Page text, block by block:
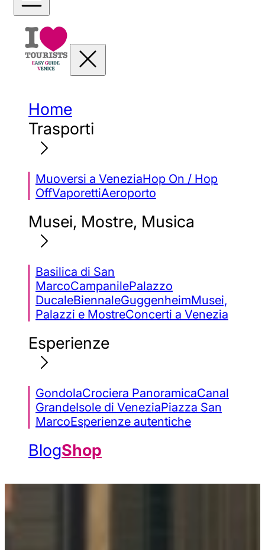
Home
Trasporti
Muoversi a VeneziaHop On / Hop
OffVaporettiAeroporto
Musei, Mostre, Musica
Basilica di San
MarcoCampanilePalazzo
DucaleBiennaleGuggenheimMusei,
Palazzi e MostreConcerti a Venezia
Esperienze
GondolaCrociera PanoramicaCanal
GrandeIsole di VeneziaPiazza San
MarcoEsperienze autentiche
BlogShop